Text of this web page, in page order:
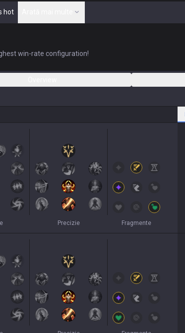
hot
win-rate configuration!
Precizie Fragmente